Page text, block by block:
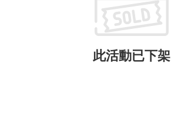
此活動已下架